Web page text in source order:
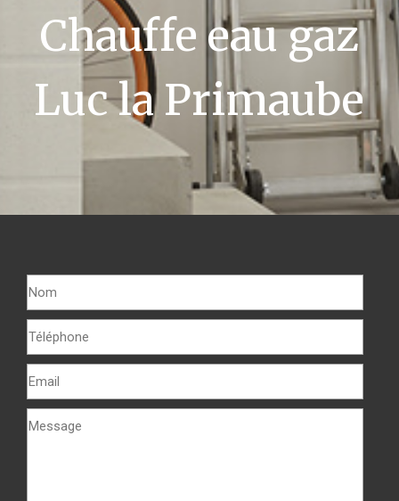
Chauffe eau gaz
Luc la Primaube